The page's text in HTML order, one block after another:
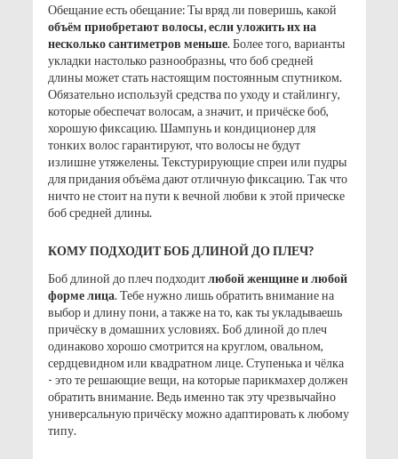
Обещание есть обещание: Ты вряд ли поверишь, какой
объём приобретают волосы, если уложить их на
несколько сантиметров меньше. Более того, варианты
укладки настолько разнообразны, что боб средней
длины может стать настоящим постоянным спутником.
Обязательно используй средства по уходу и стайлингу,
которые обеспечат волосам, а значит, и причёске боб,
хорошую фиксацию. Шампунь и кондиционер для
тонких волос гарантируют, что волосы не будут
излишне утяжелены. Текстурирующие спреи или пудры
для придания объёма дают отличную фиксацию. Так что
ничто не стоит на пути к вечной любви к этой прическе
боб средней длины.
КОМУ ПОДХОДИТ БОБ ДЛИНОЙ ДО ПЛЕЧ?
Боб длиной до плеч подходитлюбой женщине и любой
форме лица. Тебе нужно лишь обратить внимание на
выбор и длину пони, а также на то, как ты укладываешь
причёску в домашних условиях. Боб длиной до плеч
одинаково хорошо смотрится на круглом, овальном,
сердцевидном или квадратном лице. Ступенька и чёлка
- это те решающие вещи, на которые парикмахер должен
обратить внимание. Ведь именно так эту чрезвычайно
универсальную причёску можно адаптировать к любому
типу.